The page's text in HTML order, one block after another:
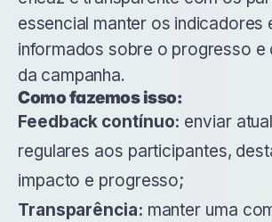
essencial manter os indicadores
informados sobre o progresso e
da campanha.
Como fazemos isso:
Feedback contínuo: enviar
regulares aos participantes,
impacto e progresso;
Transparência: manter uma